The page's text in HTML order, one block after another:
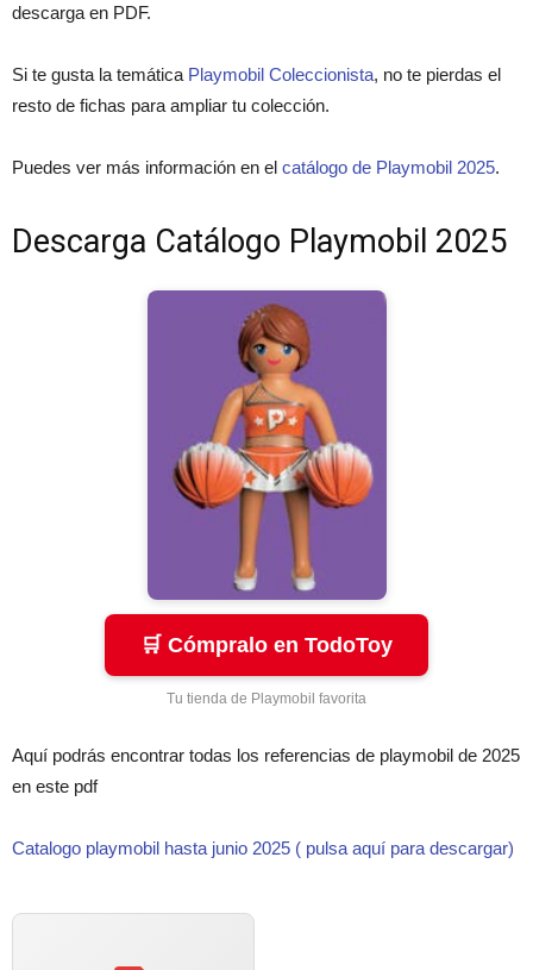
descarga en PDF.
Si te gusta la temática Playmobil Coleccionista, no te pierdas el
resto de fichas para ampliar tu colección.
Puedes ver más información en el catálogo de Playmobil 2025.
Descarga Catálogo Playmobil 2025
🛒 Cómpralo en TodoToy
Tu tienda de Playmobil favorita
Aquí podrás encontrar todas los referencias de playmobil de 2025
en este pdf
Catalogo playmobil hasta junio 2025 ( pulsa aquí para descargar)